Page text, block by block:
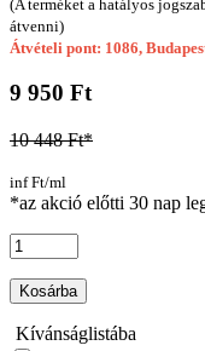
(A terméket a hatályos
átvenni)
Átvételi pont: 1086,
9 950 Ft
10 448 Ft*
inf Ft/ml
*az akció előtti 30 nap
Kosárba
Kívánságlistába